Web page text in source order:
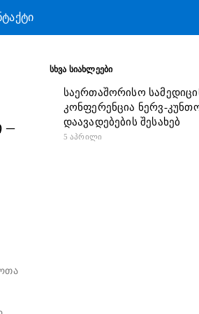
–
ᲡᲮᲕᲐ ᲡᲘᲐᲮᲚᲔᲔᲑᲘ
საერთაშორისო
კონფერენცია ნერვ-
დაავადებების შესახებ
5 ᲐᲞᲠᲘᲚᲘ